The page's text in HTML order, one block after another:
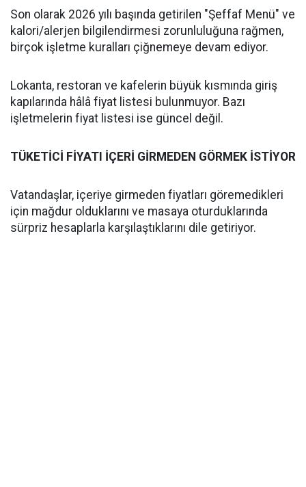
Son olarak 2026 yılı başında getirilen "Şeffaf Menü" ve
kalori/alerjen bilgilendirmesi zorunluluğuna rağmen,
birçok işletme kuralları çiğnemeye devam ediyor.
Lokanta, restoran ve kafelerin büyük kısmında giriş
kapılarında hâlâ fiyat listesi bulunmuyor. Bazı
işletmelerin fiyat listesi ise güncel değil.
TÜKETİCİ FİYATI İÇERİ GİRMEDEN GÖRMEK İSTİYOR
Vatandaşlar, içeriye girmeden fiyatları göremedikleri
için mağdur olduklarını ve masaya oturduklarında
sürpriz hesaplarla karşılaştıklarını dile getiriyor.